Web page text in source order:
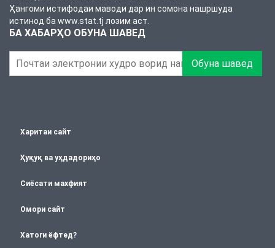
Ҳангоми истифодаи маводи дар ин сомона нашршуда
истинод ба www.stat.tj лозим аст.
БА ХАБАРҲО ОБУНА ШАВЕД
Обуна шавед
Харитаи сайт
Ҳуқуқ ва уҳдадориҳо
Сиёсати махфият
Омори сайт
Хатоги ёфтед?